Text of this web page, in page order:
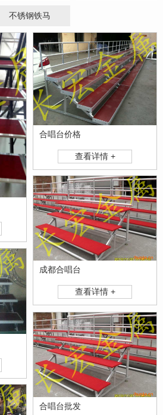
不锈钢铁马
合唱台价格
查看详情 +
成都合唱台
查看详情 +
合唱台批发